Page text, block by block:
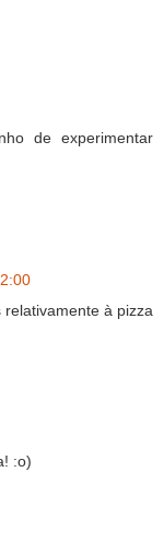
de experimentar
à pizza
:o)